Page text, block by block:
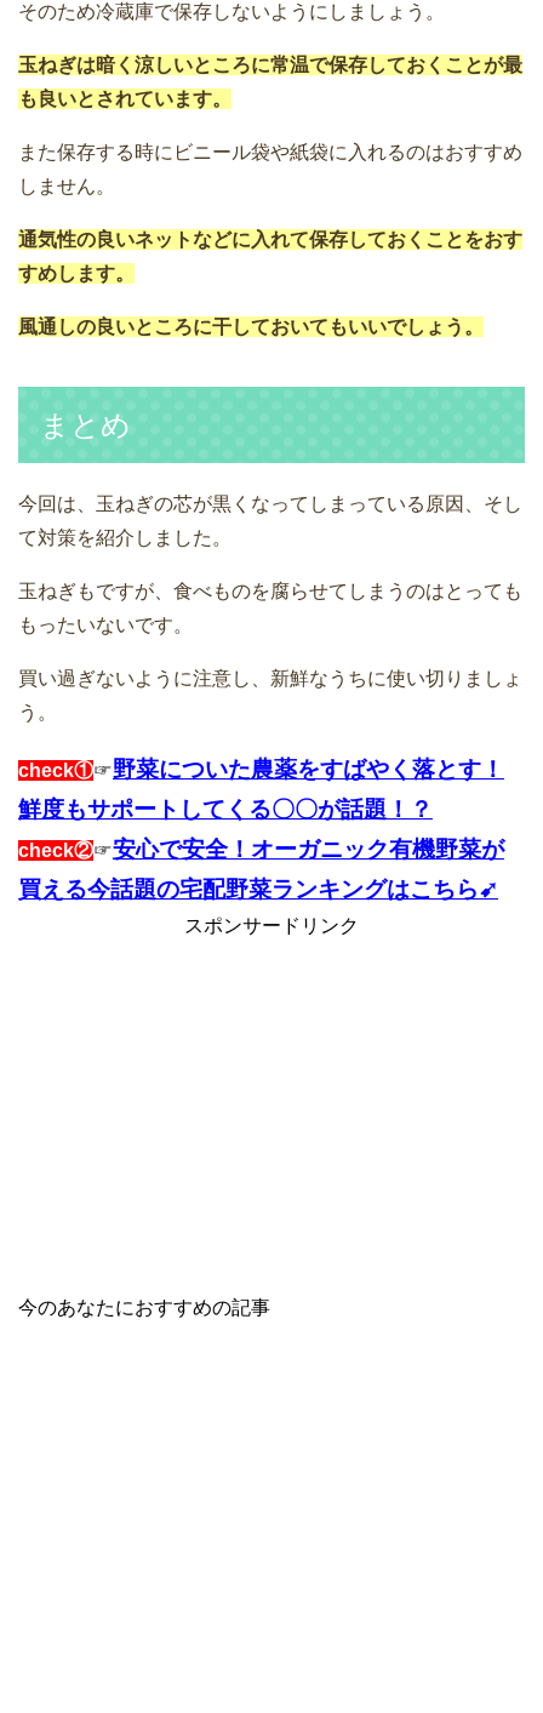
そのため冷蔵庫で保存しないようにしましょう。
玉ねぎは暗く涼しいところに常温で保存しておくことが最
も良いとされています。
また保存する時にビニール袋や紙袋に入れるのはおすすめ
しません。
通気性の良いネットなどに入れて保存しておくことをおす
すめします。
風通しの良いところに干しておいてもいいでしょう。
まとめ
今回は、玉ねぎの芯が黒くなってしまっている原因、そし
て対策を紹介しました。
玉ねぎもですが、食べものを腐らせてしまうのはとっても
もったいないです。
買い過ぎないように注意し、新鮮なうちに使い切りましょ
う。
check①☞野菜についた農薬をすばやく落とす！
鮮度もサポートしてくる〇〇が話題！？
check②☞安心で安全！オーガニック有機野菜が
買える今話題の宅配野菜ランキングはこちら➹
スポンサードリンク
今のあなたにおすすめの記事